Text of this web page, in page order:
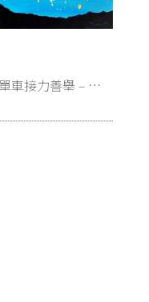
65公里單車接力善舉 – 邀請了企業和教會與孩子共創佳績 31/7/2021 及 21/8/2021